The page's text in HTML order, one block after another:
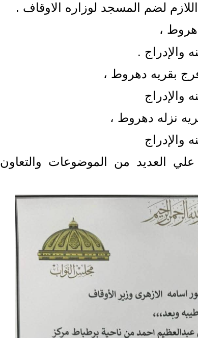
لضم المسجد لوزاره الاوقاف .
والإدراج .
والإدراج
والإدراج
العديد من الموضوعات والتعاون